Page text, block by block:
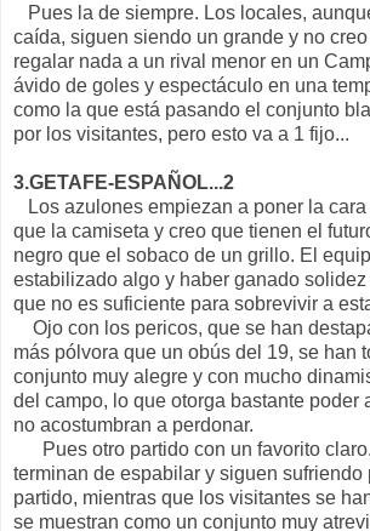
Pues la de siempre. Los locales,
caída, siguen siendo un grande y no
regalar nada a un rival menor en un
ávido de goles y espectáculo en una
como la que está pasando el conjunto
por los visitantes, pero esto va a 1 fijo...
3.GETAFE-ESPAÑOL...2
Los azulones empiezan a poner la
que la camiseta y creo que tienen el
negro que el sobaco de un grillo. El
estabilizado algo y haber ganado solidez
que no es suficiente para sobrevivir a
Ojo con los pericos, que se han
más pólvora que un obús del 19, se han
conjunto muy alegre y con mucho
del campo, lo que otorga bastante poder
no acostumbran a perdonar.
Pues otro partido con un favorito
terminan de espabilar y siguen sufriendo
partido, mientras que los visitantes se
se muestran como un conjunto muy